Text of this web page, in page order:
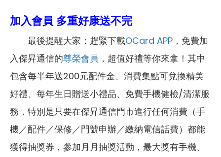
加入會員 多重好康送不完
最後提醒大家：趕緊下載OCard APP ，免費加
入傑昇通信的尊榮會員 ，超值好禮等你來拿！其中
包含每半年送200元配件金、消費集點可兌換精美
好禮、每年生日贈送小禮品、免費手機健檢/清潔服
務，特別是只要在傑昇通信門市進行任何消費（手
機／配件／保修／門號申辦／繳納電信話費）都能
獲得抽獎券，參加月月抽獎活動，最大獎有手機、